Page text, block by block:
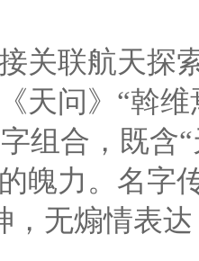
关联航天探
天问》“斡
组合，既含
魄力。名字
，无煽情表